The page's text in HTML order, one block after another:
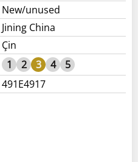
New/unused
Jining China
Çin
1 2 3 4
5
491E4917